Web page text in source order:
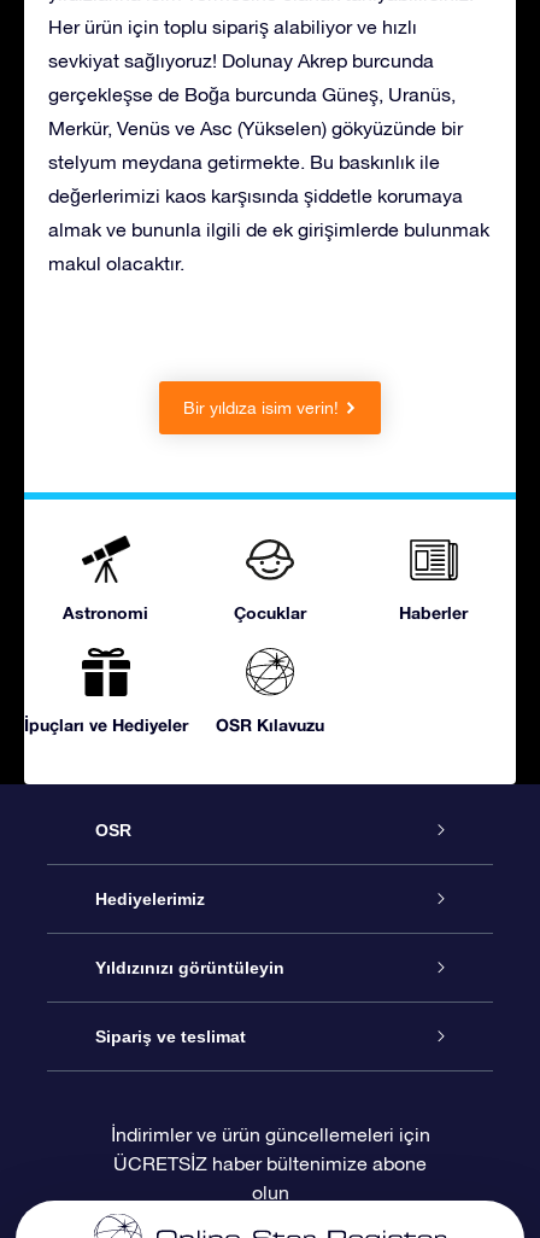
Her ürün için toplu sipariş alabiliyor ve hızlı
sevkiyat sağlıyoruz! Dolunay Akrep burcunda
gerçekleşse de Boğa burcunda Güneş, Uranüs,
Merkür, Venüs ve Asc (Yükselen) gökyüzünde bir
stelyum meydana getirmekte. Bu baskınlık ile
değerlerimizi kaos karşısında şiddetle korumaya
almak ve bununla ilgili de ek girişimlerde bulunmak
makul olacaktır.
Bir yıldıza isim verin!
Astronomi Çocuklar Haberler
İpuçları ve Hediyeler OSR Kılavuzu
OSR
Hizmet
İletişim
Blogu
Değerlendirmeler
Hediyelerimiz
Çevrimiçi Yıldız Hediyesi
OSR Hediye Paketi
OSR Hediye Kartı
Yıldızınızı görüntüleyin
Star Register
Kişiselleştirilmiş Yıldız Sayfası
Sipariş ve teslimat
Ödeme bilgileri
İndirimler ve ürün güncellemeleri için
ÜCRETSİZ haber bültenimize abone
olun